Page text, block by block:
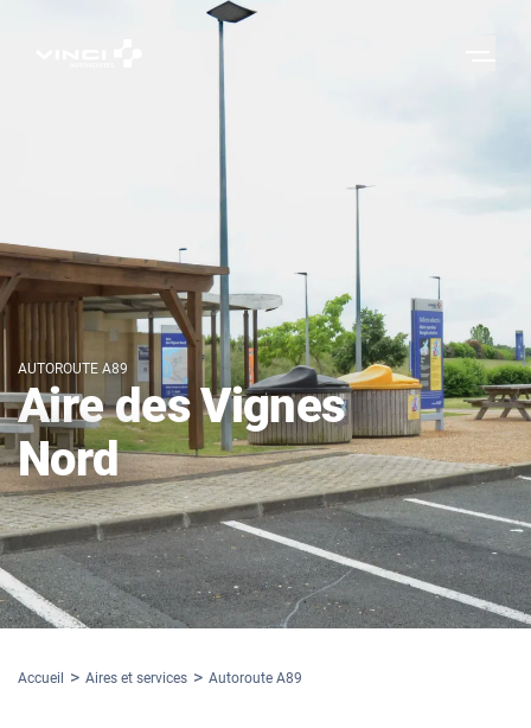
AUTOROUTE A89
Aire des Vignes
Nord
Accueil Aires et services Autoroute A89